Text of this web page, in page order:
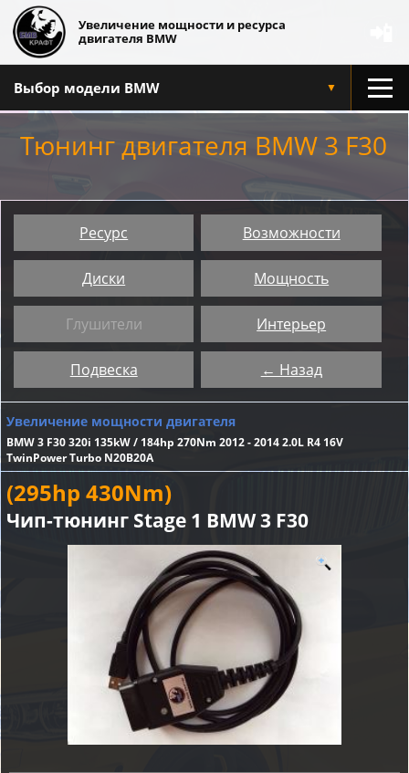
Увеличение мощности и ресурса
двигателя BMW
Выбор модели BMW ▼
Тюнинг двигателя BMW 3 F30
Ресурс Возможности
Диски Мощность
Глушители Интерьер
Подвеска ← Назад
Увеличение мощности двигателя
BMW 3 F30 320i 135kW / 184hp 270Nm 2012 - 2014 2.0L R4 16V
TwinPower Turbo N20B20A
(295hp 430Nm)
Чип-тюнинг Stage 1 BMW 3 F30